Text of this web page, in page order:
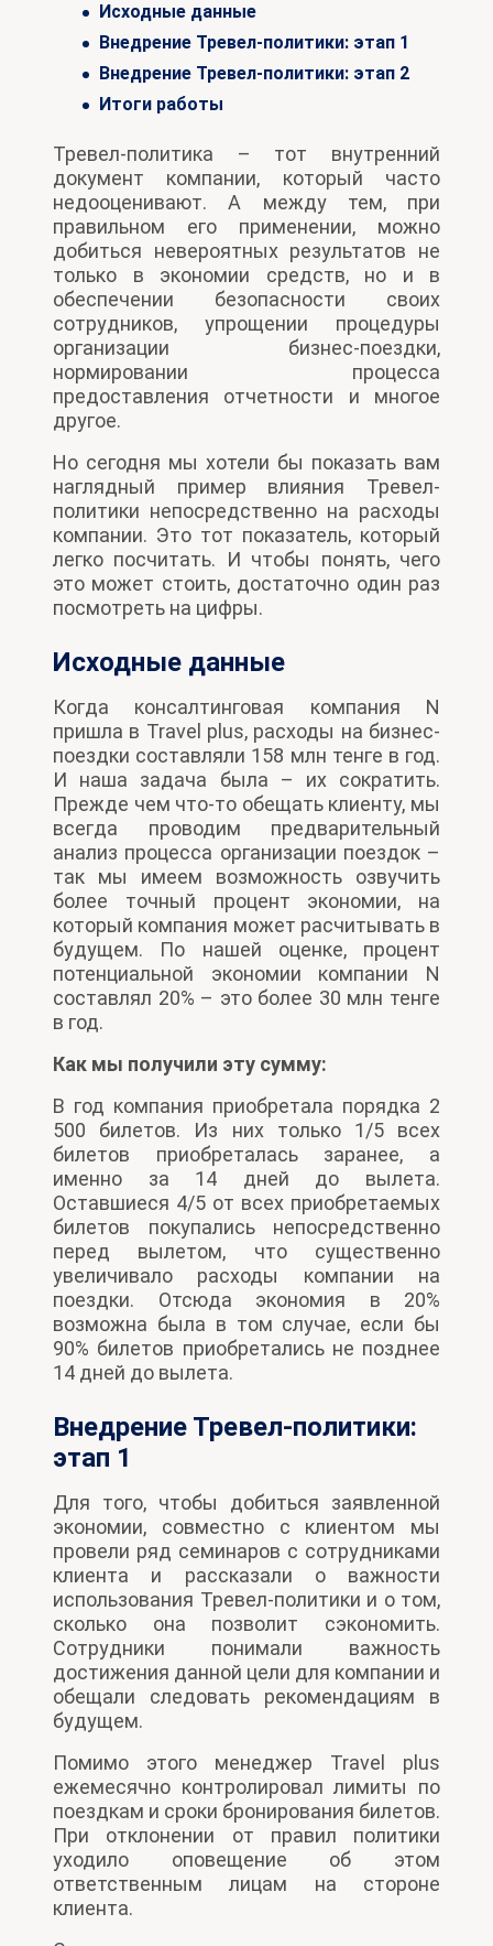
Исходные данные
Внедрение Тревел-политики: этап 1
Внедрение Тревел-политики: этап 2
Итоги работы
Тревел-политика – тот внутренний
документ компании, который часто
недооценивают. А между тем, при
правильном его применении, можно
добиться невероятных результатов не
только в экономии средств, но и в
обеспечении безопасности своих
сотрудников, упрощении процедуры
организации бизнес-поездки,
нормировании процесса
предоставления отчетности и многое
другое.
Но сегодня мы хотели бы показать вам
наглядный пример влияния Тревел-
политики непосредственно на расходы
компании. Это тот показатель, который
легко посчитать. И чтобы понять, чего
это может стоить, достаточно один раз
посмотреть на цифры.
Исходные данные
Когда консалтинговая компания N
пришла в Travel plus, расходы на бизнес-
поездки составляли 158 млн тенге в год.
И наша задача была – их сократить.
Прежде чем что-то обещать клиенту, мы
всегда проводим предварительный
анализ процесса организации поездок –
так мы имеем возможность озвучить
более точный процент экономии, на
который компания может расчитывать в
будущем. По нашей оценке, процент
потенциальной экономии компании N
составлял 20% – это более 30 млн тенге
в год.
Как мы получили эту сумму:
В год компания приобретала порядка 2
500 билетов. Из них только 1/5 всех
билетов приобреталась заранее, а
именно за 14 дней до вылета.
Оставшиеся 4/5 от всех приобретаемых
билетов покупались непосредственно
перед вылетом, что существенно
увеличивало расходы компании на
поездки. Отсюда экономия в 20%
возможна была в том случае, если бы
90% билетов приобретались не позднее
14 дней до вылета.
Внедрение Тревел-политики:
этап 1
Для того, чтобы добиться заявленной
экономии, совместно с клиентом мы
провели ряд семинаров с сотрудниками
клиента и рассказали о важности
использования Тревел-политики и о том,
сколько она позволит сэкономить.
Сотрудники понимали важность
достижения данной цели для компании и
обещали следовать рекомендациям в
будущем.
Помимо этого менеджер Travel plus
ежемесячно контролировал лимиты по
поездкам и сроки бронирования билетов.
При отклонении от правил политики
уходило оповещение об этом
ответственным лицам на стороне
клиента.